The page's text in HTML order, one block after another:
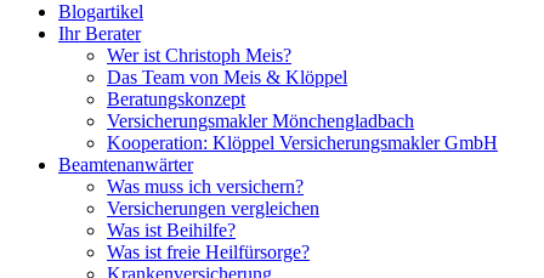
Blogartikel
Ihr Berater
Wer ist Christoph Meis?
Das Team von Meis & Klöppel
Beratungskonzept
Versicherungsmakler Mönchengladbach
Kooperation: Klöppel Versicherungsmakler GmbH
Beamtenanwärter
Was muss ich versichern?
Versicherungen vergleichen
Was ist Beihilfe?
Was ist freie Heilfürsorge?
Krankenversicherung